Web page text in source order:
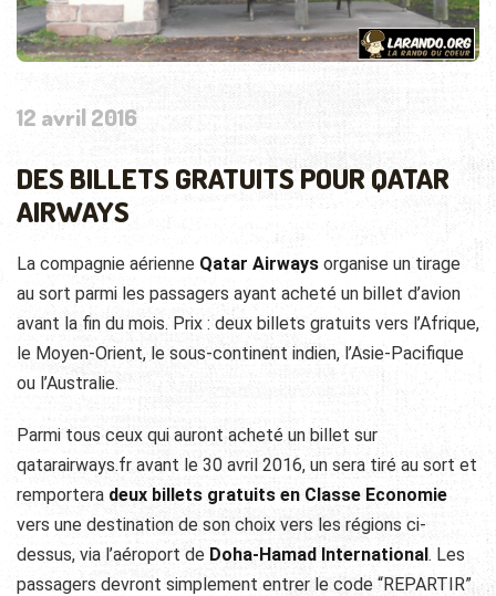
12 avril 2016
DES BILLETS GRATUITS POUR QATAR
AIRWAYS
La compagnie aérienne Qatar Airways organise un tirage
au sort parmi les passagers ayant acheté un billet d’avion
avant la fin du mois. Prix : deux billets gratuits vers l’Afrique,
le Moyen-Orient, le sous-continent indien, l’Asie-Pacifique
ou l’Australie.
Parmi tous ceux qui auront acheté un billet sur
qatarairways.fr avant le 30 avril 2016, un sera tiré au sort et
remportera deux billets gratuits en Classe Economie
vers une destination de son choix vers les régions ci-
dessus, via l’aéroport de Doha-Hamad International. Les
passagers devront simplement entrer le code “REPARTIR”